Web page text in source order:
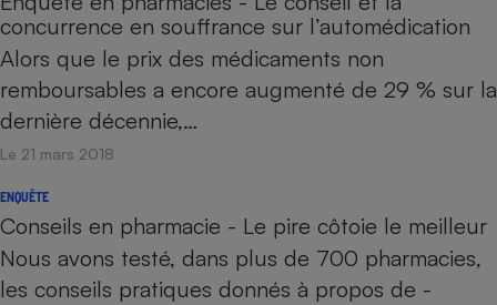
concurrence en souffrance sur l’automédication
Alors que le prix des médicaments non
remboursables a encore augmenté de 29 % sur la
dernière décennie,…
Le 21 mars 2018
ENQUÊTE
Conseils en pharmacie - Le pire côtoie le meilleur
Nous avons testé, dans plus de 700 pharmacies,
les conseils pratiques donnés à propos de ­